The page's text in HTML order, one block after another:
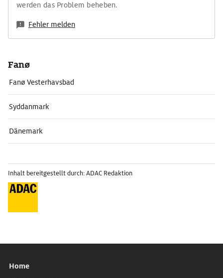
werden das Problem beheben.
Fehler melden
Fanø
Fanø Vesterhavsbad
Syddanmark
Dänemark
Inhalt bereitgestellt durch: ADAC Redaktion
Home